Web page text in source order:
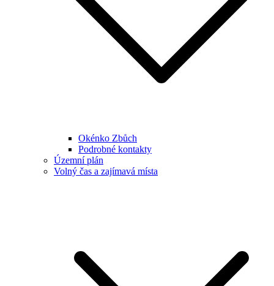
Okénko Zbůch
Podrobné kontakty
Územní plán
Volný čas a zajímavá místa